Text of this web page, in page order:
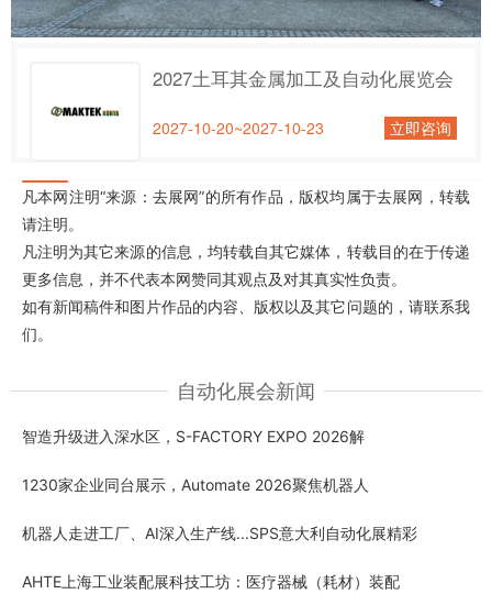
2027土耳其金属加工及自动化展览会
2027-10-20~2027-10-23 立即咨询
凡本网注明“来源：去展网”的所有作品，版权均属于去展网，转载
请注明。
凡注明为其它来源的信息，均转载自其它媒体，转载目的在于传递
更多信息，并不代表本网赞同其观点及对其真实性负责。
如有新闻稿件和图片作品的内容、版权以及其它问题的，请联系我
们。
自动化展会新闻
智造升级进入深水区，S-FACTORY EXPO 2026解
1230家企业同台展示，Automate 2026聚焦机器人
机器人走进工厂、AI深入生产线...SPS意大利自动化展精彩
AHTE上海工业装配展科技工坊：医疗器械（耗材）装配